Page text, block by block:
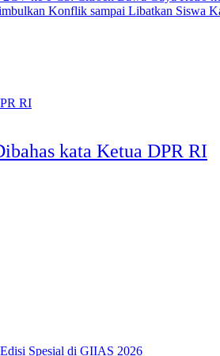
kata Ketua DPR RI